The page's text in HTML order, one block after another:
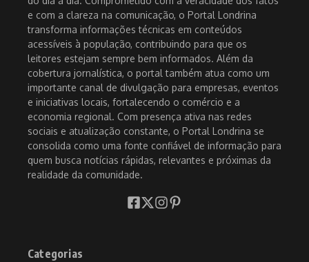
e com a clareza na comunicação, o Portal Londrina
transforma informações técnicas em conteúdos
acessíveis à população, contribuindo para que os
leitores estejam sempre bem informados. Além da
cobertura jornalística, o portal também atua como um
importante canal de divulgação para empresas, eventos
e iniciativas locais, fortalecendo o comércio e a
economia regional. Com presença ativa nas redes
sociais e atualização constante, o Portal Londrina se
consolida como uma fonte confiável de informação para
quem busca notícias rápidas, relevantes e próximas da
realidade da comunidade.
Categorias